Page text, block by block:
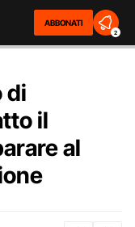
ABBONATI
2
di
il
al